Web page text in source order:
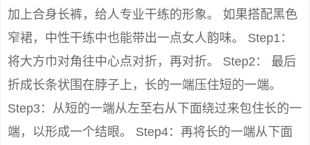
加上合身长裤，给人专业干练的形象。 如果搭配黑色
窄裙，中性干练中也能带出一点女人韵味。 Step1：
将大方巾对角往中心点对折，再对折。 Step2： 最后
折成长条状围在脖子上，长的一端压住短的一端。
Step3：从短的一端从左至右从下面绕过来包住长的一
端，以形成一个结眼。 Step4：再将长的一端从下面